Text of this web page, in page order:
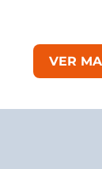
VER